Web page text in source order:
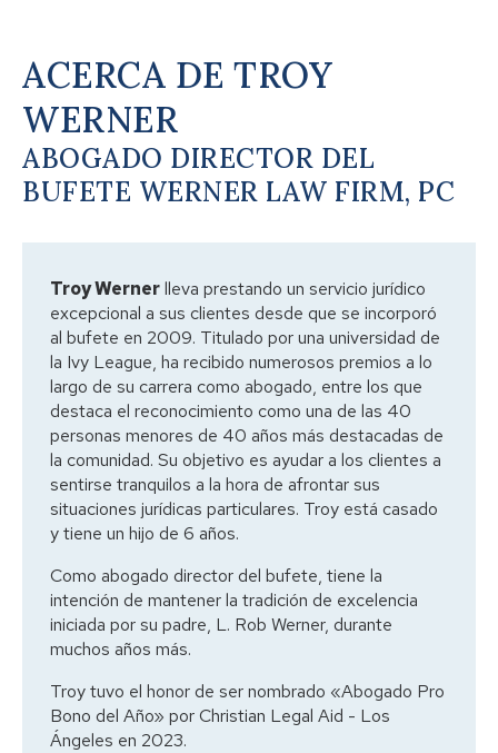
ACERCA DE TROY
WERNER
ABOGADO DIRECTOR DEL
BUFETE WERNER LAW FIRM, PC
Troy Wernerlleva prestando un servicio jurídico
excepcional a sus clientes desde que se incorporó
al bufete en 2009. Titulado por una universidad de
la Ivy League, ha recibido numerosos premios a lo
largo de su carrera como abogado, entre los que
destaca el reconocimiento como una de las 40
personas menores de 40 años más destacadas de
la comunidad. Su objetivo es ayudar a los clientes a
sentirse tranquilos a la hora de afrontar sus
situaciones jurídicas particulares. Troy está casado
y tiene un hijo de 6 años.
Como abogado director del bufete, tiene la
intención de mantener la tradición de excelencia
iniciada por su padre, L. Rob Werner, durante
muchos años más.
Troy tuvo el honor de ser nombrado «Abogado Pro
Bono del Año» por Christian Legal Aid - Los
Ángeles en 2023.